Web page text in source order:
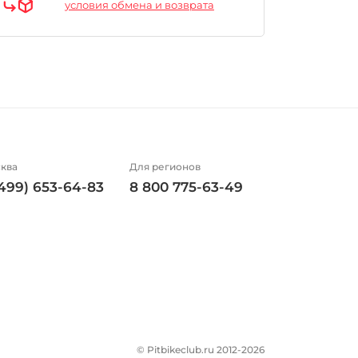
условия обмена и возврата
653-64-83
Для регионов
8 800 775-63-49
© Pitbikeclub.ru 2012-2026